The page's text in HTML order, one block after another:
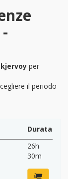
per
il periodo
Durata
26h
30m